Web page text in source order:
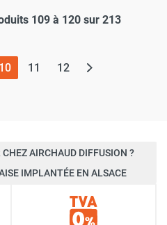
109 à 120 sur 213
10(page actuelle)
11 12
AIRCHAUD DIFFUSION ?
IMPLANTÉE EN ALSACE